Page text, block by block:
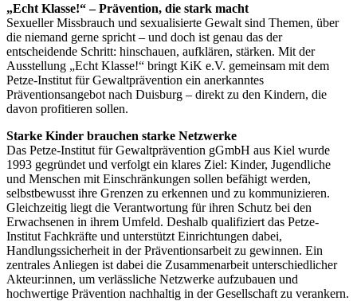
„Echt Klasse!“ – Prävention, die stark macht
Sexueller Missbrauch und sexualisierte Gewalt sind Themen, über
die niemand gerne spricht – und doch ist genau das der
entscheidende Schritt: hinschauen, aufklären, stärken. Mit der
Ausstellung „Echt Klasse!“ bringt KiK e.V. gemeinsam mit dem
Petze-Institut für Gewaltprävention ein anerkanntes
Präventionsangebot nach Duisburg – direkt zu den Kindern, die
davon profitieren sollen.
Starke Kinder brauchen starke Netzwerke
Das Petze-Institut für Gewaltprävention gGmbH aus Kiel wurde
1993 gegründet und verfolgt ein klares Ziel: Kinder, Jugendliche
und Menschen mit Einschränkungen sollen befähigt werden,
selbstbewusst ihre Grenzen zu erkennen und zu kommunizieren.
Gleichzeitig liegt die Verantwortung für ihren Schutz bei den
Erwachsenen in ihrem Umfeld. Deshalb qualifiziert das Petze-
Institut Fachkräfte und unterstützt Einrichtungen dabei,
Handlungssicherheit in der Präventionsarbeit zu gewinnen. Ein
zentrales Anliegen ist dabei die Zusammenarbeit unterschiedlicher
Akteur:innen, um verlässliche Netzwerke aufzubauen und
hochwertige Prävention nachhaltig in der Gesellschaft zu verankern.